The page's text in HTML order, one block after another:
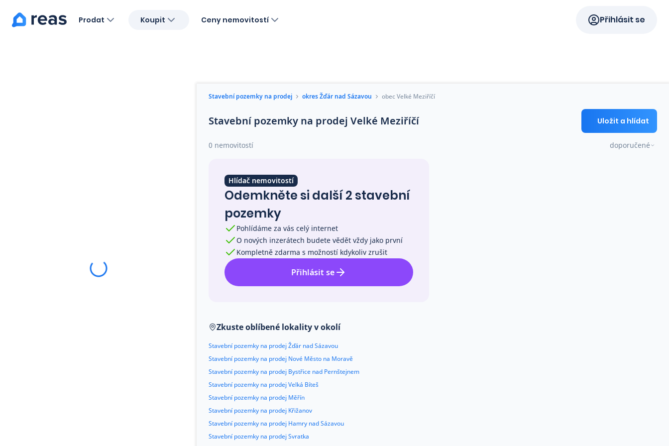
Prodat Koupit Ceny nemovitostí Přihlásit se
Stavební pozemky na prodej okres Žďár nad Sázavou obec Velké Meziříčí
Stavební pozemky na prodej Velké Meziříčí Uložit a hlídat
0 nemovitostí doporučené
Hlídač nemovitostí
Odemkněte si další 2 stavební
pozemky
Pohlídáme za vás celý internet
O nových inzerátech budete vědět vždy jako první
Kompletně zdarma s možností kdykoliv zrušit
Přihlásit se
Zkuste oblíbené lokality v okolí
Stavební pozemky na prodej Žďár nad Sázavou
Stavební pozemky na prodej Nové Město na Moravě
Stavební pozemky na prodej Bystřice nad Pernštejnem
Stavební pozemky na prodej Velká Bíteš
Stavební pozemky na prodej Měřín
Stavební pozemky na prodej Křižanov
Stavební pozemky na prodej Hamry nad Sázavou
Stavební pozemky na prodej Svratka